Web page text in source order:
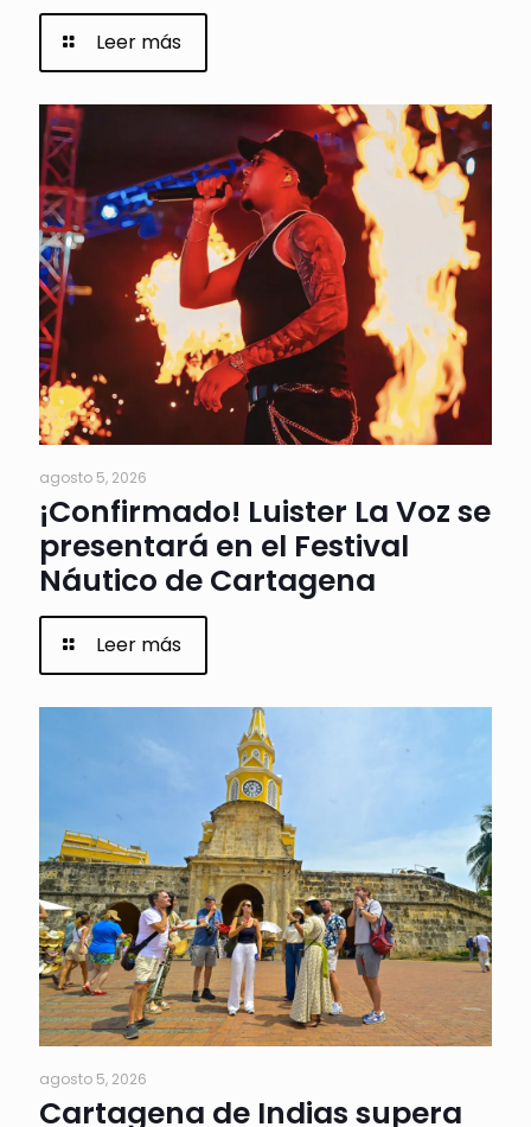
Leer más
agosto 5, 2026
¡Confirmado! Luister La Voz se
presentará en el Festival
Náutico de Cartagena
Leer más
agosto 5, 2026
Cartagena de Indias supera